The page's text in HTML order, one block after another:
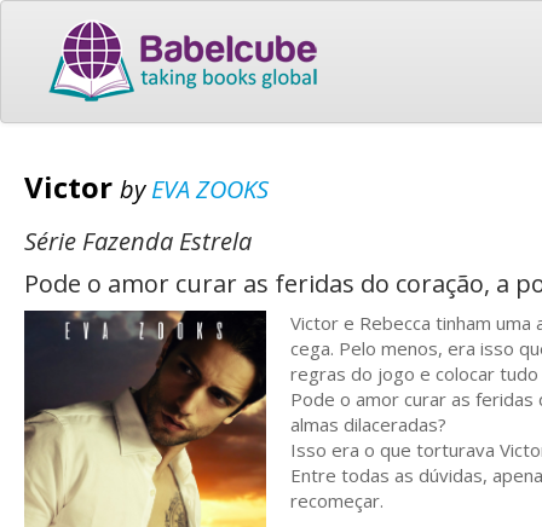
Victor byEVA ZOOKS
Série Fazenda Estrela
Pode o amor curar as feridas do coração, a
Victor e Rebecca tinham
cega. Pelo menos, era isso
regras do jogo e colocar
Pode o amor curar as
almas dilaceradas?
Isso era o que torturava
Entre todas as dúvidas,
recomeçar.